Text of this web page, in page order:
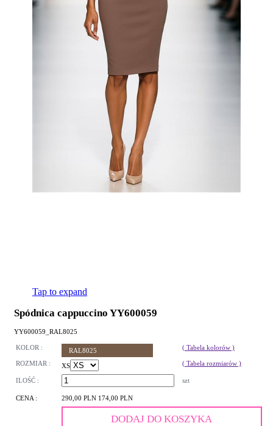
Tap to expand
Spódnica cappuccino YY600059
YY600059_RAL8025
KOLOR : RAL8025 ( Tabela kolorów )
ROZMIAR : XS ( Tabela rozmiarów )
ILOŚĆ : szt
CENA : 290,00 PLN 174,00 PLN
DODAJ DO KOSZYKA